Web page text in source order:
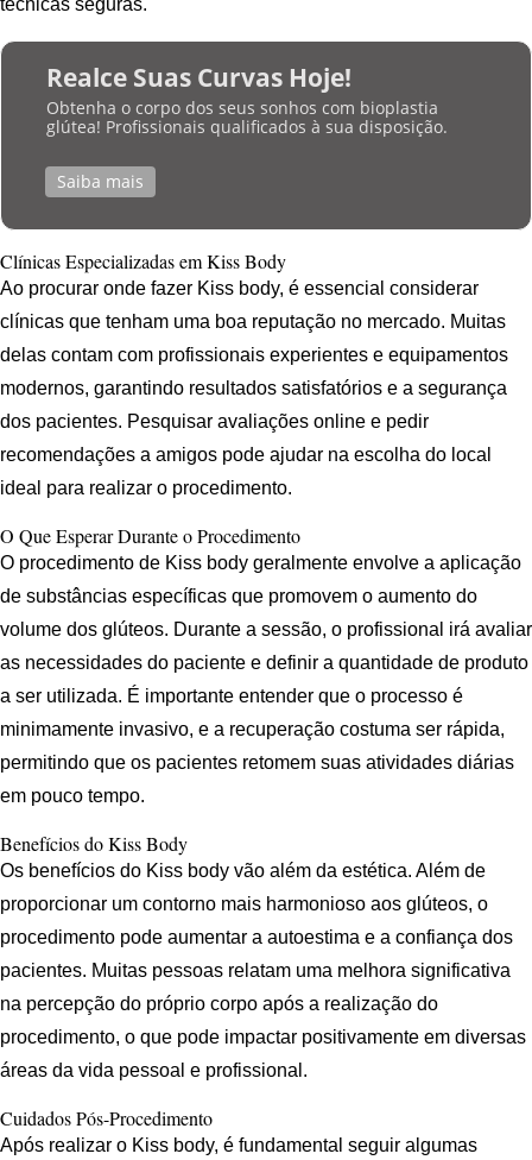
técnicas seguras.
Realce Suas Curvas Hoje!
Obtenha o corpo dos seus sonhos com bioplastia
glútea! Profissionais qualificados à sua disposição.
Saiba mais
Clínicas Especializadas em Kiss Body
Ao procurar onde fazer Kiss body, é essencial considerar
clínicas que tenham uma boa reputação no mercado. Muitas
delas contam com profissionais experientes e equipamentos
modernos, garantindo resultados satisfatórios e a segurança
dos pacientes. Pesquisar avaliações online e pedir
recomendações a amigos pode ajudar na escolha do local
ideal para realizar o procedimento.
O Que Esperar Durante o Procedimento
O procedimento de Kiss body geralmente envolve a aplicação
de substâncias específicas que promovem o aumento do
volume dos glúteos. Durante a sessão, o profissional irá avaliar
as necessidades do paciente e definir a quantidade de produto
a ser utilizada. É importante entender que o processo é
minimamente invasivo, e a recuperação costuma ser rápida,
permitindo que os pacientes retomem suas atividades diárias
em pouco tempo.
Benefícios do Kiss Body
Os benefícios do Kiss body vão além da estética. Além de
proporcionar um contorno mais harmonioso aos glúteos, o
procedimento pode aumentar a autoestima e a confiança dos
pacientes. Muitas pessoas relatam uma melhora significativa
na percepção do próprio corpo após a realização do
procedimento, o que pode impactar positivamente em diversas
áreas da vida pessoal e profissional.
Cuidados Pós-Procedimento
Após realizar o Kiss body, é fundamental seguir algumas